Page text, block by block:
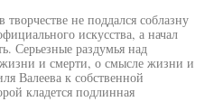
не поддался соблазну
искусства, а начал
Серьезные раздумья над
и смерти, о смысле жизни и
Валеева к собственной
кладется подлинная